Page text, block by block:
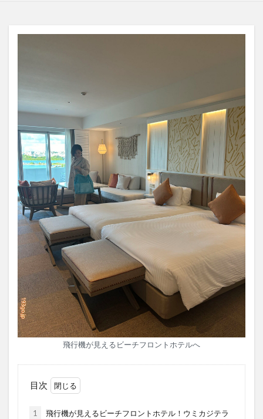
飛行機が見えるビーチフロントホテルへ
目次
1
飛行機が見えるビーチフロントホテル！ウミカジテラ